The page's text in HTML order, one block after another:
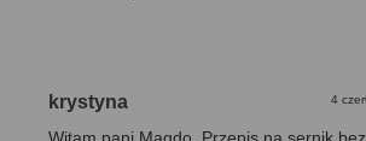
krystyna 4